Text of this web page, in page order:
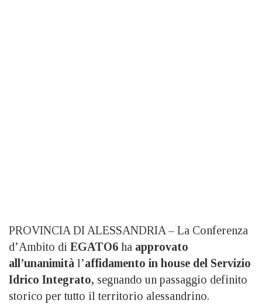
PROVINCIA DI ALESSANDRIA – La Conferenza
d’Ambito di EGATO6 ha approvato
all’unanimità l’affidamento in house del Servizio
Idrico Integrato, segnando un passaggio definito
storico per tutto il territorio alessandrino.